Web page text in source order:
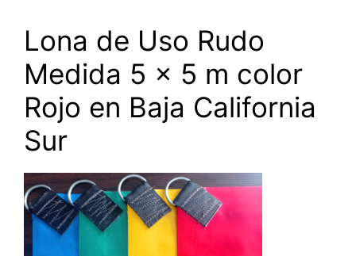
Lona de Uso Rudo
Medida 5 x 5 m color
Rojo en Baja California
Sur